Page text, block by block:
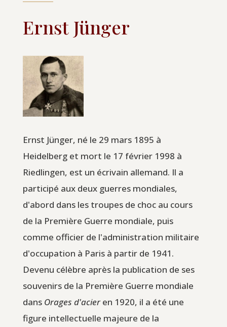
Ernst Jünger
Ernst Jünger, né le 29 mars 1895 à
Heidelberg et mort le 17 février 1998 à
Riedlingen, est un écrivain allemand. Il a
participé aux deux guerres mondiales,
d'abord dans les troupes de choc au cours
de la Première Guerre mondiale, puis
comme officier de l'administration militaire
d'occupation à Paris à partir de 1941.
Devenu célèbre après la publication de ses
souvenirs de la Première Guerre mondiale
dans Orages d'acieren 1920, il a été une
figure intellectuelle majeure de la